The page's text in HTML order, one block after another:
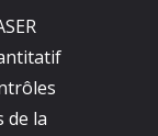
de la